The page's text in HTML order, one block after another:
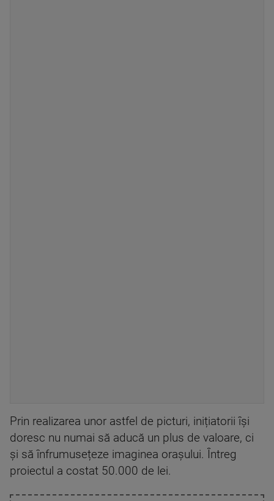
Prin realizarea unor astfel de picturi, inițiatorii își
doresc nu numai să aducă un plus de valoare, ci
și să înfrumusețeze imaginea orașului. Întreg
proiectul a costat 50.000 de lei.